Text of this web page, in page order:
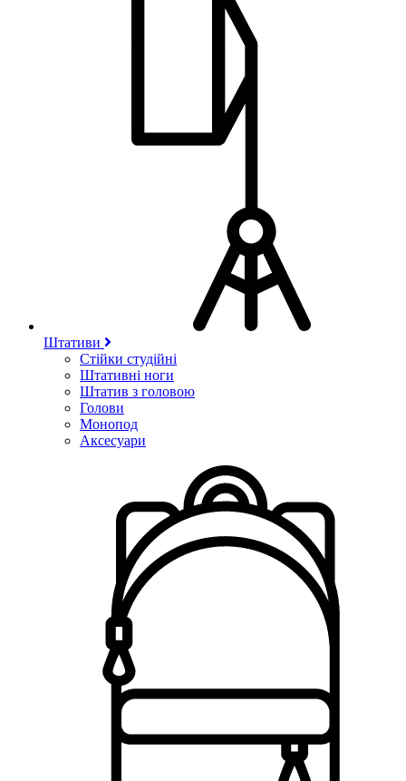
Штативи
Стійки студійні
Штативні ноги
Штатив з головою
Голови
Монопод
Аксесуари